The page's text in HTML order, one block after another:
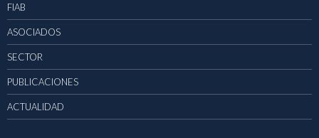
FIAB
ASOCIADOS
SECTOR
PUBLICACIONES
ACTUALIDAD